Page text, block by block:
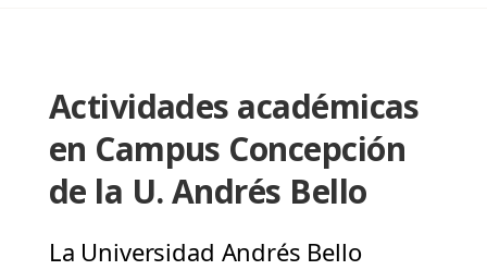
Actividades académicas
en Campus Concepción
de la U. Andrés Bello
La Universidad Andrés Bello